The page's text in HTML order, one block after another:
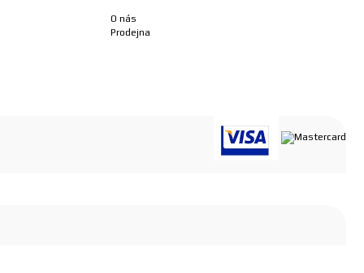
O nás
Prodejna